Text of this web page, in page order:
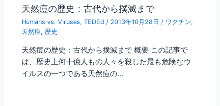
天然痘の歴史：古代から撲滅まで
Humans vs. Viruses,TEDEd / 2013年10月28日 / ワクチン,
天然痘, 歴史
天然痘の歴史：古代から撲滅まで 概要 この記事で
は、歴史上何十億人もの人々を殺した最も危険なウ
イルスの一つである天然痘の…